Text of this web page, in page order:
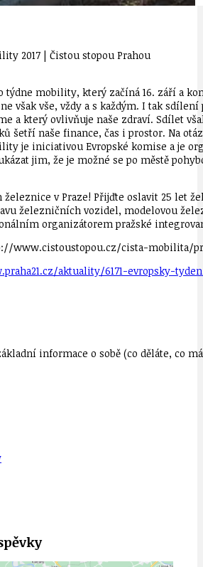
2017 | Čistou stopou Prahou
týdne mobility, který začíná 16. září a
však vše, vždy a s každým. I tak
a který ovlivňuje naše zdraví. Sdílet
šetří naše finance, čas i prostor. Na
je iniciativou Evropské komise a je
jim, že je možné se po městě
železnice v Praze! Přijďte oslavit 25 let
železničních vozidel, modelovou
organizátorem pražské
www.cistoustopou.cz/cista-mobilita/
aktuality/6171-evropsky-
informace o sobě (co děláte, co